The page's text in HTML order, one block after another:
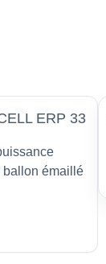
ERP 33
ballon émaillé